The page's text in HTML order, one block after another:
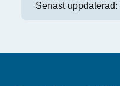
Senast uppdaterad: